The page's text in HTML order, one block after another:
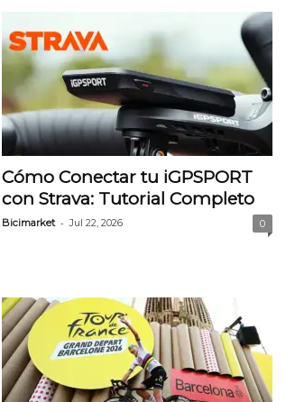
Cómo Conectar tu iGPSPORT
con Strava: Tutorial Completo
Bicimarket - Jul 22, 2026 0